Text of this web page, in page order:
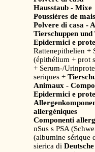
Hausstaub - Mixe
Poussières de
Polvere di casa -
Tierschuppen
Epidermici e
Rattenepithelien +
(épithélium + prot
+ Serum-/
seriques +
Animaux -
Epidermici e
allergéniques
Componenti
nSus s PSA
(albumine sérique
sierica di